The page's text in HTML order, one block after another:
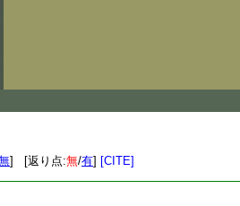
] [返り点:無/有] [CITE]